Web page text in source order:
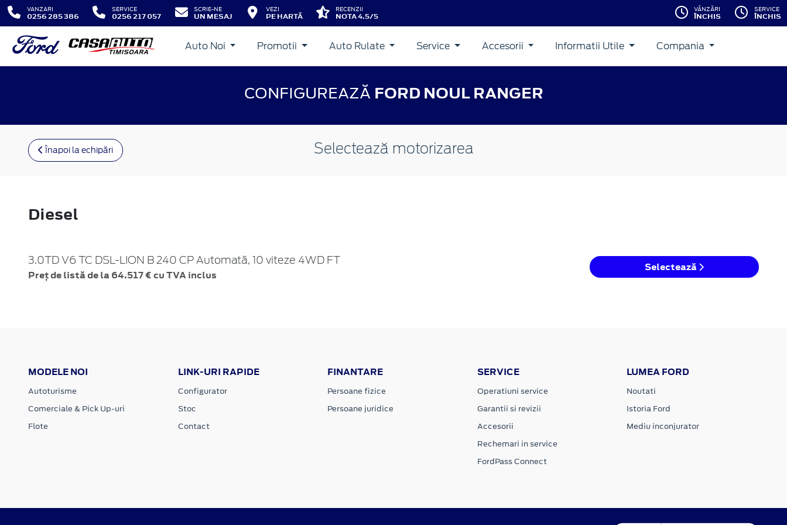
VANZARI
0256 285 386
SERVICE
0256 217 057
SCRIE-NE
UN MESAJ
VEZI
PE HARTĂ
RECENZII
NOTA 4.5/5
VÂNZĂRI
ÎNCHIS
SERVICE
ÎNCHIS
Auto Noi Promotii Auto Rulate Service Accesorii Informatii Utile Compania
CONFIGUREAZĂ FORD NOUL RANGER
Înapoi la echipări Selectează motorizarea
Diesel
3.0TD V6 TC DSL-LION B 240 CP Automată, 10 viteze 4WD FT
Preț de listă de la 64.517 € cu TVA inclus
Selectează
MODELE NOI
Autoturisme
Comerciale & Pick Up-uri
Flote
LINK-URI RAPIDE
Configurator
Stoc
Contact
FINANTARE
Persoane fizice
Persoane juridice
SERVICE
Operatiuni service
Garantii si revizii
Accesorii
Rechemari in service
FordPass Connect
LUMEA FORD
Noutati
Istoria Ford
Mediu inconjurator